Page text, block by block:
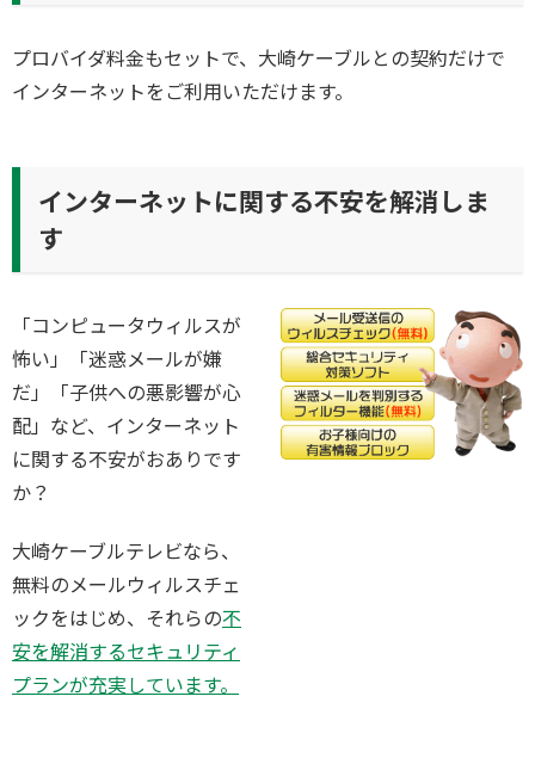
プロバイダ料金もセットで、大崎ケーブルとの契約だけで
インターネットをご利用いただけます。
インターネットに関する不安を解消しま
す
「コンピュータウィルスが
怖い」「迷惑メールが嫌
だ」「子供への悪影響が心
配」など、インターネット
に関する不安がおありです
か？
大崎ケーブルテレビなら、
無料のメールウィルスチェ
ックをはじめ、それらの不
安を解消するセキュリティ
プランが充実しています。